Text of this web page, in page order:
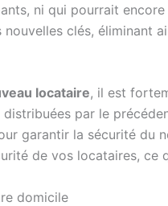
ni qui pourrait
clés, éliminant
locataire, il est
par le
garantir la sécurité du
de vos locataires,
domicile